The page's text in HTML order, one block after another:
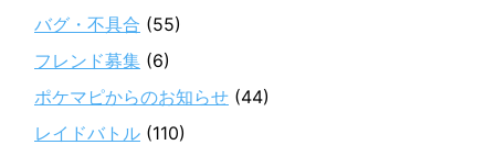
バグ・不具合 (55)
フレンド募集 (6)
ポケマピからのお知らせ (44)
レイドバトル (110)